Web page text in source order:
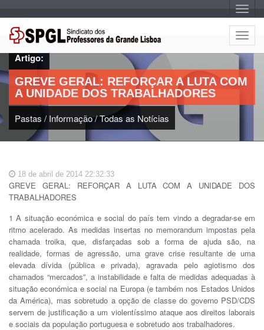
A
l
t
e
r
a
a
g
o
A
l
t
e
r
a
a
a
Artigo:
GREVE GERAL: REFORÇAR A LUTA COM
A UNIDADE DOS TRABALHADORES
Pastas / Informação/Todas as Notícias
18 de abril de 2014 22:32:33
GREVE GERAL: REFORÇAR A LUTA COM A UNIDADE DOS
TRABALHADORES
1 A situação económica e social do país tem vindo a degradar-se em
ritmo acelerado. As medidas insertas no memorandum impostas pela
chamada troika, que, disfarçadas sob a forma de ajuda são, na
realidade, formas de agressão, uma grave crise resultante de uma
elevada dívida (pública e privada), agravada pelo agiotismo dos
chamados “mercados”, a instabilidade e falta de medidas adequadas à
situação económica e social na Europa (e também nos Estados Unidos
da América), mas sobretudo a opção de classe do governo PSD/CDS
servem de justificação a um violentíssimo ataque aos direitos laborais
e sociais da população portuguesa e sobretudo aos trabalhadores.